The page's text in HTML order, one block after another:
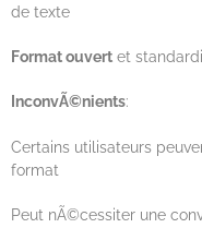
de texte
Format ouvert et
InconvÃ©nients:
Certains utilisateurs
format
Peut nÃ©cessiter une